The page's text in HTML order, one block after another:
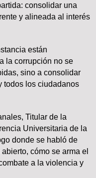
consolidar una
y alineada al interés
están
la corrupción no se
sino a consolidar
todos los ciudadanos
Titular de la
Universitaria de la
donde se habló de
cómo se arma el
a la violencia y